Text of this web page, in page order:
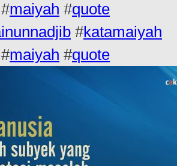
maiyah #quote
#katamaiyah
maiyah #quote